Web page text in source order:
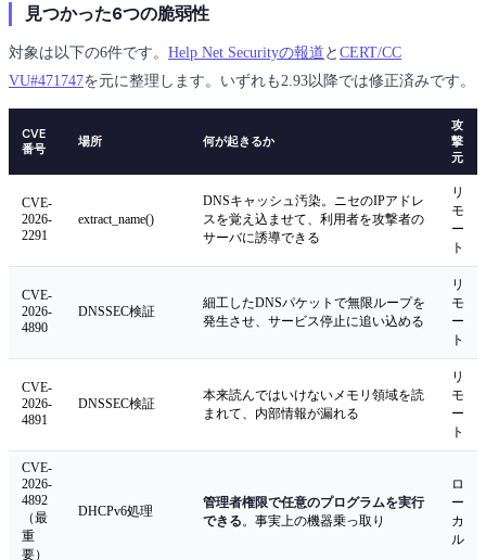
見つかった6つの脆弱性
対象は以下の6件です。 Help Net Securityの報道 と CERT/CC
VU#471747を元に整理します。いずれも2.93以降では修正済みです。
CVE
番号
場所 何が起きるか
攻
撃
元
CVE-
2026-
2291
extract_name()
DNSキャッシュ汚染。ニセのIPアドレ
スを覚え込ませて、利用者を攻撃者の
サーバに誘導できる
リ
モ
ー
ト
CVE-
2026-
4890
DNSSEC検証
細工したDNSパケットで無限ループを
発生させ、サービス停止に追い込める
リ
モ
ー
ト
CVE-
2026-
4891
DNSSEC検証
本来読んではいけないメモリ領域を読
まれて、内部情報が漏れる
リ
モ
ー
ト
CVE-
2026-
4892
（最
重
要）
DHCPv6処理
管理者権限で任意のプログラムを実行
できる。事実上の機器乗っ取り
ロ
ー
カ
ル